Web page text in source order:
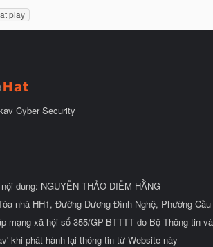
play
Cyber Security
dung: NGUYỄN THẢO DIỄM HẰNG
nhà HH1, Đường Dương Đình Nghệ, Phường
mạng xã hội số 355/GP-BTTTT do Bộ Thông tin
khi phát hành lại thông tin từ Website này